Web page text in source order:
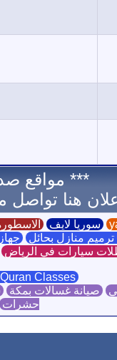
*** مواقع
هنا تواصل
سوريا لايف
منازل بحائل
سيارات في الرياض
Online Quran Classes
صيانة غسالات بمكة
حشرات